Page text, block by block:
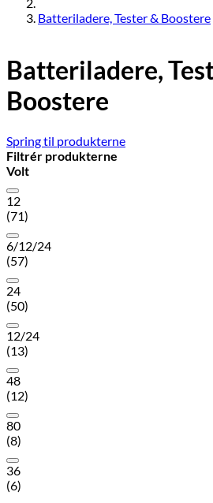
Batteriladere, Tester & Boostere
Batteriladere,
Boostere
Spring til produkterne
Filtrér produkterne
Volt
12
(71)
6/12/24
(57)
24
(50)
12/24
(13)
48
(12)
80
(8)
36
(6)